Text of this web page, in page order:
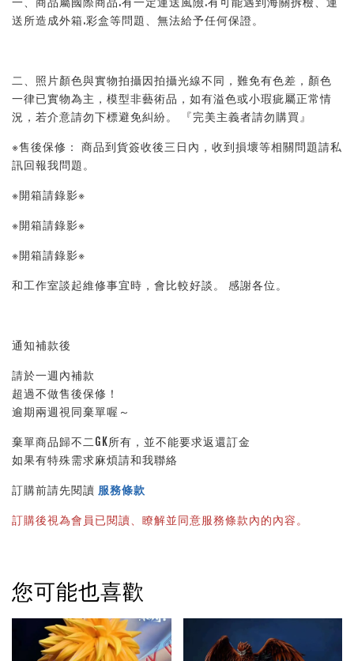
送所造成外箱.彩盒等問題、無法給予任何保證。
二、照片顏色與實物拍攝因拍攝光線不同，難免有色差，顏色
一律已實物為主，模型非藝術品，如有溢色或小瑕疵屬正常情
況，若介意請勿下標避免糾紛。 『完美主義者請勿購買』
※售後保修： 商品到貨簽收後三日內，收到損壞等相關問題請私
訊回報我問題。
※開箱請錄影※
※開箱請錄影※
※開箱請錄影※
和工作室談起維修事宜時，會比較好談。 感謝各位。
通知補款後
請於一週內補款
超過不做售後保修！
逾期兩週視同棄單喔～
棄單商品歸不二GK所有，並不能要求返還訂金
如果有特殊需求麻煩請和我聯絡
訂購前請先閱讀 服務條款
訂購後視為會員已閱讀、瞭解並同意服務條款內的內容。
您可能也喜歡